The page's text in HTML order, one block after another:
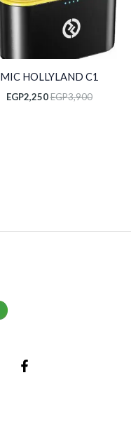
MIC HOLLYLAND C1
EGP3,900
EGP2,250